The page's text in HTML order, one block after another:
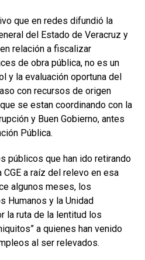
que en redes difundió la
del Estado de Veracruz y
relación a fiscalizar
de obra pública, no es un
y la evaluación oportuna del
con recursos de origen
se estan coordinando con la
y Buen Gobierno, antes
Pública.
públicos que han ido retirando
a raíz del relevo en esa
algunos meses, los
Humanos y la Unidad
la ruta de la lentitud los
a quienes han venido
al ser relevados.